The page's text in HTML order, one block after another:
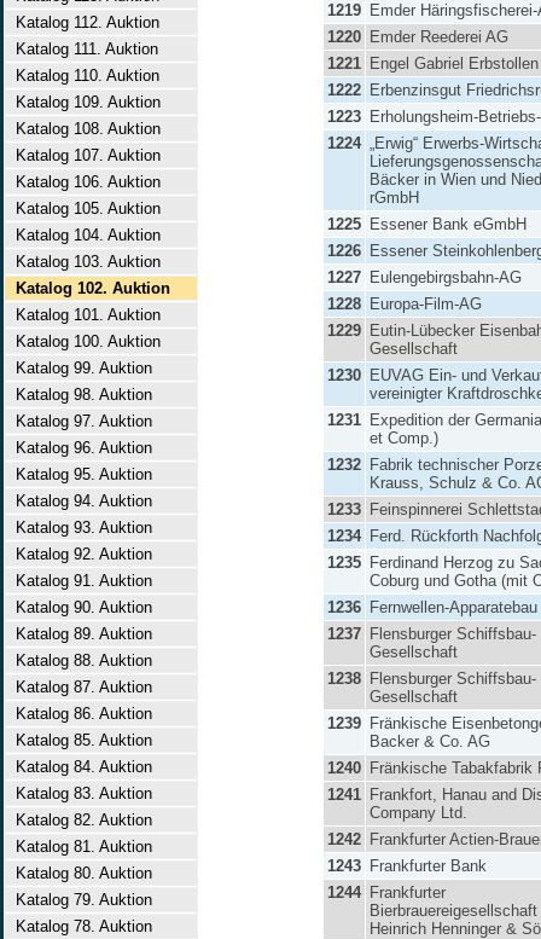
Katalog 112. Auktion
Katalog 111. Auktion
Katalog 110. Auktion
Katalog 109. Auktion
Katalog 108. Auktion
Katalog 107. Auktion
Katalog 106. Auktion
Katalog 105. Auktion
Katalog 104. Auktion
Katalog 103. Auktion
Katalog 102. Auktion
Katalog 101. Auktion
Katalog 100. Auktion
Katalog 99. Auktion
Katalog 98. Auktion
Katalog 97. Auktion
Katalog 96. Auktion
Katalog 95. Auktion
Katalog 94. Auktion
Katalog 93. Auktion
Katalog 92. Auktion
Katalog 91. Auktion
Katalog 90. Auktion
Katalog 89. Auktion
Katalog 88. Auktion
Katalog 87. Auktion
Katalog 86. Auktion
Katalog 85. Auktion
Katalog 84. Auktion
Katalog 83. Auktion
Katalog 82. Auktion
Katalog 81. Auktion
Katalog 80. Auktion
Katalog 79. Auktion
Katalog 78. Auktion
1219 Emder Häringsfischerei-
1220 Emder Reederei AG
1221 Engel Gabriel Erbstollen
1222 Erbenzinsgut
1223 Erholungsheim-
1224 „Erwig“ Erwerbs-
Bäcker in Wien und
rGmbH
1225 Essener Bank eGmbH
1226 Essener
1227 Eulengebirgsbahn-AG
1228 Europa-Film-AG
1229 Eutin-Lübecker
Gesellschaft
1230 EUVAG Ein- und
vereinigter
1231 Expedition der
et Comp.)
1232 Fabrik technischer
Krauss, Schulz & Co.
1233 Feinspinnerei
1234 Ferd. Rückforth
1235 Ferdinand Herzog zu
Coburg und Gotha (mit
1236 Fernwellen-Apparatebau
1237 Flensburger Schiffsbau-
Gesellschaft
1238 Flensburger Schiffsbau-
Gesellschaft
1239 Fränkische
Backer & Co. AG
1240 Fränkische Tabakfabrik
1241 Frankfort, Hanau and
Company Ltd.
1242 Frankfurter Actien-
1243 Frankfurter Bank
1244 Frankfurter
Heinrich Henninger &